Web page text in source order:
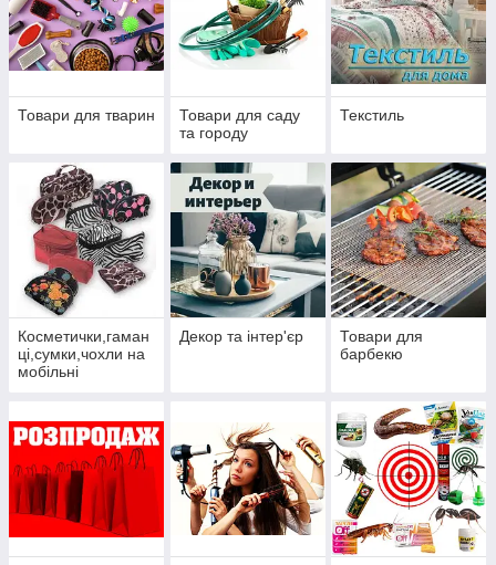
Товари для тварин
Товари для саду
та городу
Текстиль
Косметички,гаман
ці,сумки,чохли на
мобільні
Декор та інтер'єр
Товари для
барбекю